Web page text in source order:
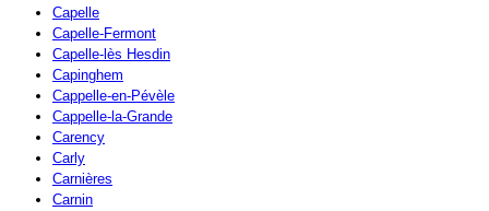
Capelle
Capelle-Fermont
Capelle-lès Hesdin
Capinghem
Cappelle-en-Pévèle
Cappelle-la-Grande
Carency
Carly
Carnières
Carnin